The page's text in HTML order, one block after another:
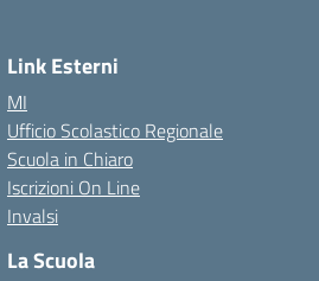
Link Esterni
MI
Ufficio Scolastico Regionale
Scuola in Chiaro
Iscrizioni On Line
Invalsi
La Scuola